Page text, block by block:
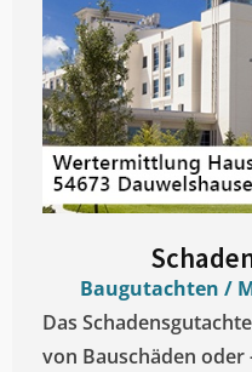
Baugutachten /
Das
von Bauschäden oder